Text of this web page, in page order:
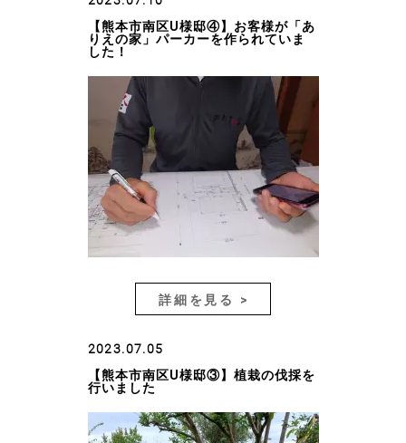
【熊本市南区U様邸④】お客様が「あ
りえの家」パーカーを作られていま
した！
詳細を見る >
2023.07.05
【熊本市南区U様邸③】植栽の伐採を
行いました